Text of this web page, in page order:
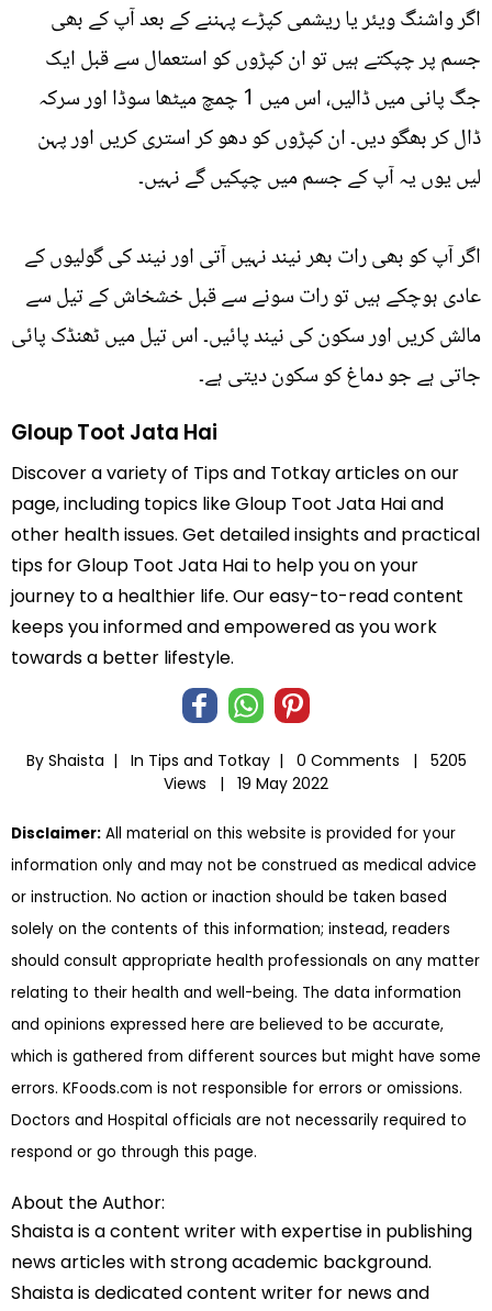
اگر واشنگ ویئر یا ریشمی کپڑے پہننے کے بعد آپ کے بھی
جسم پر چپکتے ہیں تو ان کپڑوں کو استعمال سے قبل ایک
جگ پانی میں ڈالیں، اس میں 1 چمچ میٹھا سوڈا اور سرکہ
ڈال کر بھگو دیں۔ ان کپڑوں کو دھو کر استری کریں اور پہن
لیں یوں یہ آپ کے جسم میں چپکیں گے نہیں۔
اگر آپ کو بھی رات بھر نیند نہیں آتی اور نیند کی گولیوں کے
عادی ہوچکے ہیں تو رات سونے سے قبل خشخاش کے تیل سے
مالش کریں اور سکون کی نیند پائیں۔ اس تیل میں ٹھنڈک پائی
جاتی ہے جو دماغ کو سکون دیتی ہے۔
Gloup Toot Jata Hai
Discover a variety of Tips and Totkay articles on our
page, including topics like Gloup Toot Jata Hai and
other health issues. Get detailed insights and practical
tips for Gloup Toot Jata Hai to help you on your
journey to a healthier life. Our easy-to-read content
keeps you informed and empowered as you work
towards a better lifestyle.
By Shaista | In Tips and Totkay| 0 Comments |
5205
Views |
19 May 2022
Disclaimer: All material on this website is provided for your
information only and may not be construed as medical advice
or instruction. No action or inaction should be taken based
solely on the contents of this information; instead, readers
should consult appropriate health professionals on any matter
relating to their health and well-being. The data information
and opinions expressed here are believed to be accurate,
which is gathered from different sources but might have some
errors. KFoods.com is not responsible for errors or omissions.
Doctors and Hospital officials are not necessarily required to
respond or go through this page.
About the Author:
Shaista is a content writer with expertise in publishing
news articles with strong academic background.
Shaista is dedicated content writer for news and